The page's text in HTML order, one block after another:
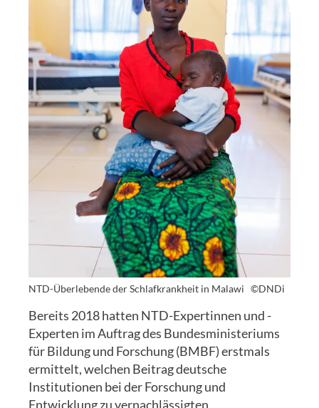
NTD-Überlebende der Schlafkrankheit in Malawi ©DNDi
Bereits 2018 hatten NTD-Expertinnen und -
Experten im Auftrag des Bundesministeriums
für Bildung und Forschung (BMBF) erstmals
ermittelt, welchen Beitrag deutsche
Institutionen bei der Forschung und
Entwicklung zu vernachlässigten